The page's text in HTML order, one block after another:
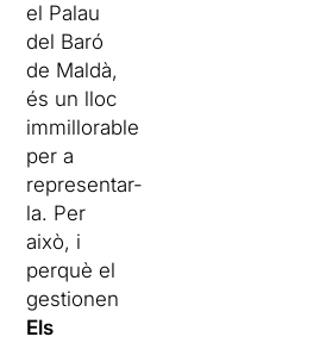
el Palau
del Baró
de Maldà,
és un lloc
immillorable
per a
representar-
la. Per
això, i
perquè el
gestionen
Els